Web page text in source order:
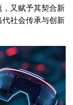
又赋予其契合新
社会传承与创新